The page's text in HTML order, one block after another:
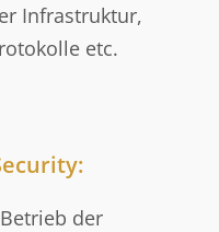
Infrastruktur,
etc.
der